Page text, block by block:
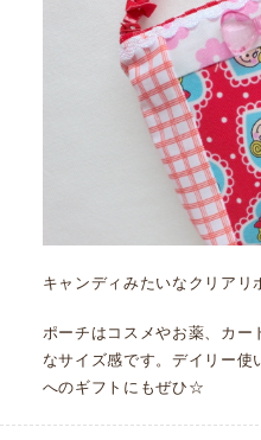
キャンディみたいなクリアリ
ポーチはコスメやお薬、カー
なサイズ感です。デイリー使
へのギフトにもぜひ☆